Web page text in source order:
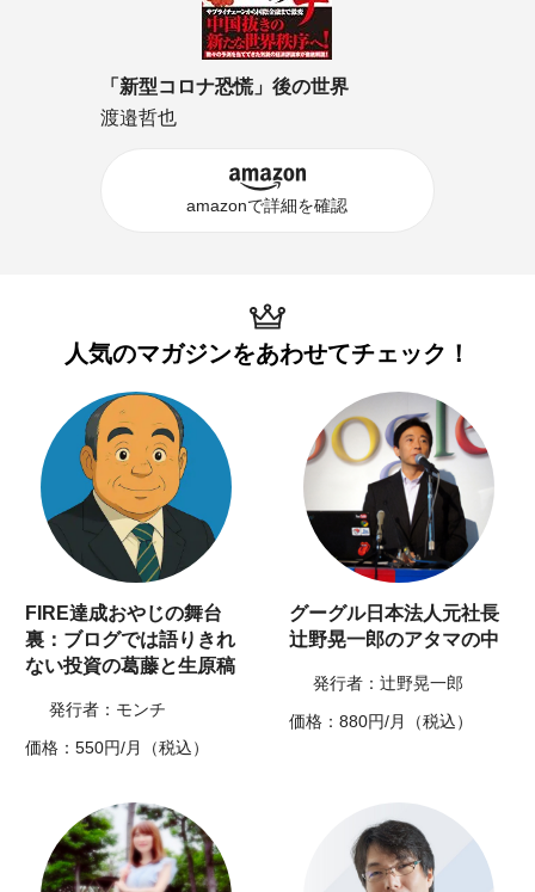
「新型コロナ恐慌」後の世界
渡邉哲也
amazonで詳細を確認
人気のマガジンをあわせてチェック！
FIRE達成おやじの舞台
裏：ブログでは語りきれ
ない投資の葛藤と生原稿
発行者：モンチ
価格：550円/月（税込）
グーグル日本法人元社長
辻野晃一郎のアタマの中
発行者：辻野晃一郎
価格：880円/月（税込）